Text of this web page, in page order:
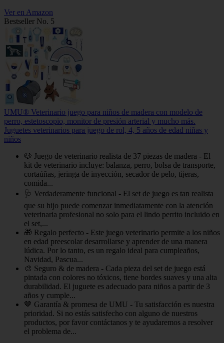
Ver en Amazon
Bestseller No. 5
UMU® Veterinario juego para niños de madera con modelo de
perro, estetoscopio, monitor de presión arterial y mucho más.
Juguetes veterinarios para juego de rol, 4, 5 años de edad niñas y
niños
🐶 Juego de veterinario realista de 37 piezas de madera - El
kit de veterinario incluye: balanza, perro, bolsa de transporte,
cortaúñas, jeringa de inyección, secador de pelo, tijeras,
comida...
🩺 Verdaderamente funcional - El set de juego es tan realista
que su hijo puede comenzar inmediatamente con la atención
veterinaria profesional no solo para el lindo perrito incluido en
el set,...
🎁 Regalo perfecto - Este juego veterinario permite a los niños
en edad preescolar desarrollarse y aprender de una manera
lúdica. Por lo tanto, es un regalo ideal para cumpleaños,
Navidad, Pascua...
🎨 Seguro & de madera - Cada pieza del set de juego está
pintada con colores no tóxicos, tiene bordes suaves y una alta
durabilidad. El juguete es adecuado para niños a partir de 3
años y cumple...
🤎 Garantía & promesa de UMU - Tu satisfacción es nuestra
prioridad. Si no estás satisfecho con alguno de nuestros
productos, por favor contáctanos y te ayudaremos a resolver
el problema de...